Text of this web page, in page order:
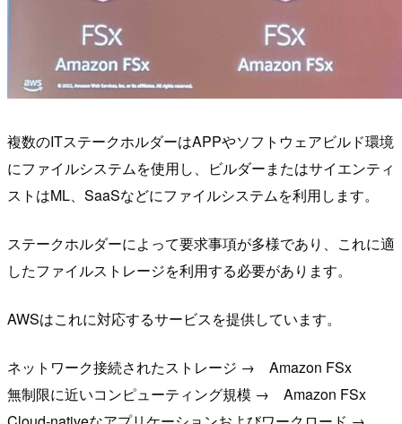
複数のITステークホルダーはAPPやソフトウェアビルド環境
にファイルシステムを使用し、ビルダーまたはサイエンティ
ストはML、SaaSなどにファイルシステムを利用します。
ステークホルダーによって要求事項が多様であり、これに適
したファイルストレージを利用する必要があります。
AWSはこれに対応するサービスを提供しています。
ネットワーク接続されたストレージ → Amazon FSx
無制限に近いコンピューティング規模 → Amazon FSx